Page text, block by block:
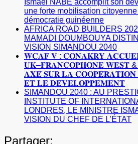
Ismaël NABE accomplit son
une forte mobilisation
démocratie guinéenne
AFRICA ROAD BUILDERS
MAMADI DOUMBOUYA
VISION SIMANDOU 2040
𝐖𝐂𝐀𝐅 𝐕 : 𝐂𝐎𝐍𝐀𝐊𝐑𝐘
𝐔𝐊–𝐅𝐑𝐀𝐍𝐂𝐎𝐏𝐇𝐎𝐍𝐄 𝐖𝐄𝐒𝐓 &
𝐀𝐗𝐄́ 𝐒𝐔𝐑 𝐋𝐀 𝐂𝐎𝐎𝐏𝐄́𝐑𝐀𝐓𝐈𝐎𝐍
𝐄𝐓 𝐋𝐄 𝐃𝐄́𝐕𝐄𝐋𝐎𝐏𝐏𝐄𝐌𝐄𝐍𝐓
SIMANDOU 2040 : AU
INSTITUTE OF
LONDRES, LE MINISTRE
VISION DU CHEF DE L’ÉTAT
Partager: